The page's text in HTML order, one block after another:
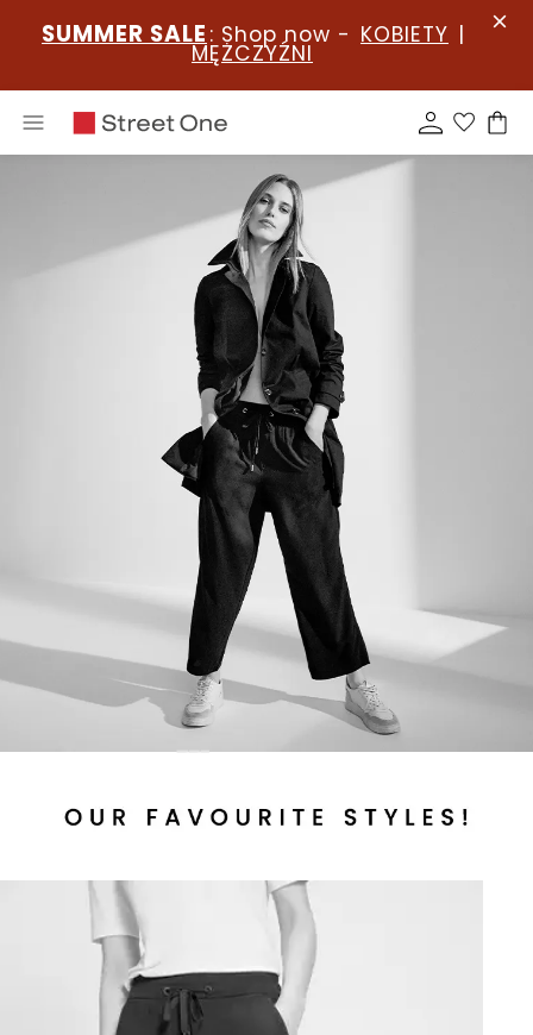
SUMMER SALE : Shop now - KOBIETY |
MĘŻCZYŹNI